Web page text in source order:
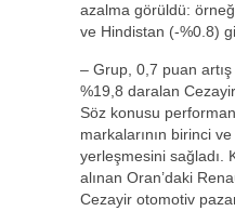
azalma görüldü:
ve Hindistan (-%0.8)
– Grup, 0,7 puan
%19,8 daralan
Söz konusu
markalarının birinci
yerleşmesini sağladı.
alınan Oran’daki
Cezayir otomotiv